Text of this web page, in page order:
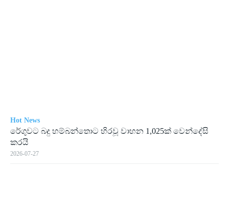
Hot News
රේගු­වට බදු හම්බ­න්තොට හිරවූ වාහන 1,025ක් වෙන්දේසි
කරයි
2026-07-27